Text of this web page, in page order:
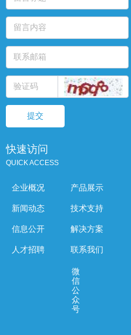
提交
企业概况
新闻动态
信息公开
人才招聘
快速访问
QUICK ACCESS
产品展示
技术支持
解决方案
联系我们
微
信
公
众
号